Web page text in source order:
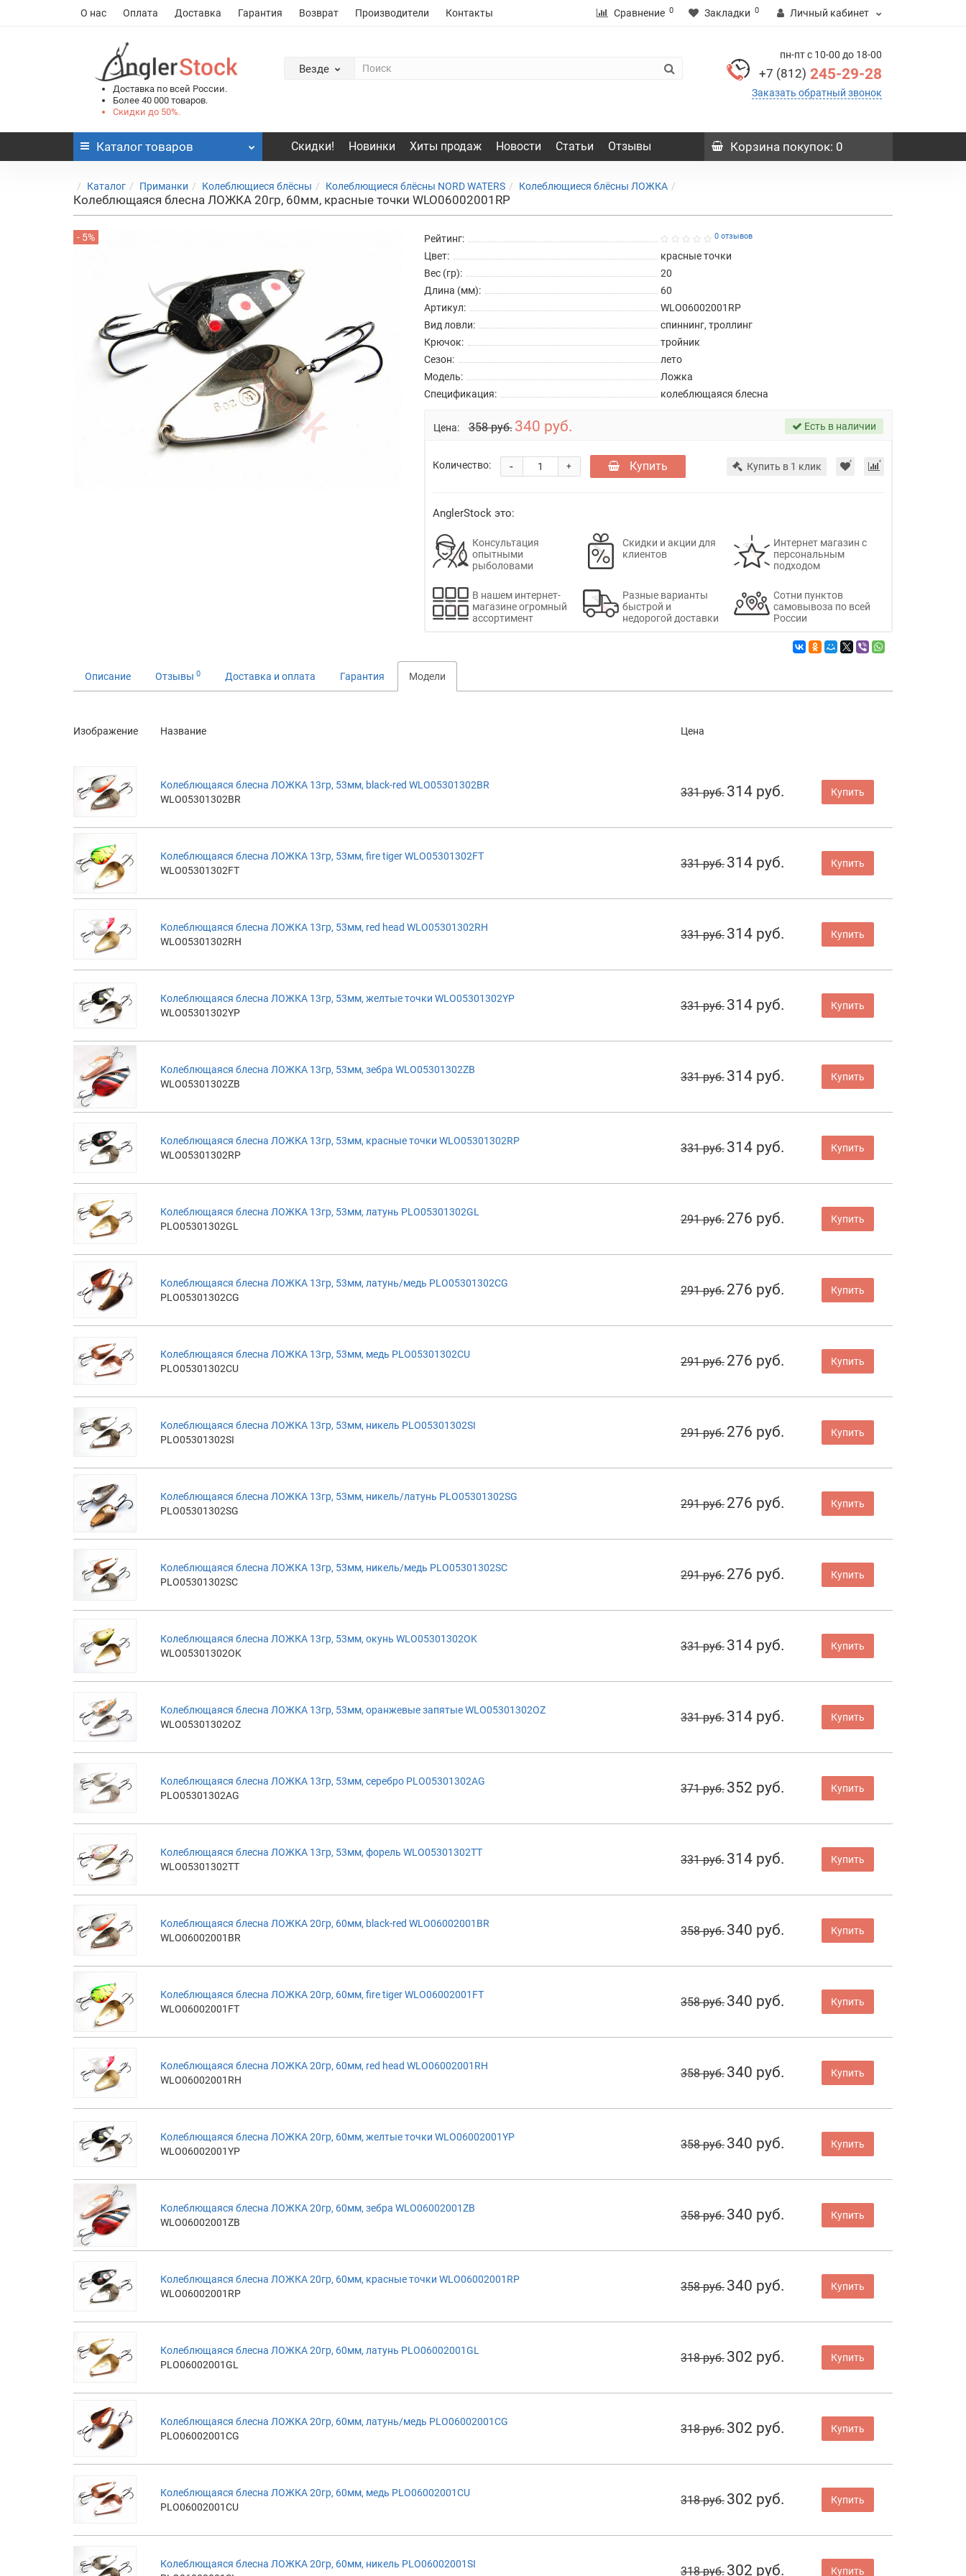
О нас Оплата Доставка Гарантия Возврат Производители Контакты Сравнение 0 Закладки 0 Личный кабинет
Доставка по всей России.
Более 40 000 товаров.
Скидки до 50%.
Везде
пн-пт с 10-00 до 18-00
+7 (812) 245-29-28
Заказать обратный звонок
Каталог товаров Скидки! Новинки Хиты продаж Новости Статьи Отзывы Корзина покупок: 0
Каталог Приманки Колеблющиеся блёсны Колеблющиеся блёсны NORD WATERS Колеблющиеся блёсны ЛОЖКА
Колеблющаяся блесна ЛОЖКА 20гр, 60мм, красные точки WLO06002001RP
- 5% Рейтинг: 0 отзывов
Цвет:
красные точки
Вес (гр):
20
Длина (мм):
60
Артикул:
WLO06002001RP
Вид ловли:
спиннинг, троллинг
Крючок:
тройник
Сезон:
лето
Модель:
Ложка
Спецификация:
колеблющаяся блесна
Цена: 358 руб. 340 руб. Есть в наличии
Количество: +
- Купить Купить в 1 клик
AnglerStock это:
Консультация
опытными
рыболовами
Скидки и акции для
клиентов
Интернет магазин с
персональным
подходом
В нашем интернет-
магазине огромный
ассортимент
Разные варианты
быстрой и
недорогой доставки
Сотни пунктов
самовывоза по всей
России
Описание Отзывы 0 Доставка и оплата Гарантия Модели
Изображение Название Цена
Колеблющаяся блесна ЛОЖКА 13гр, 53мм, black-red WLO05301302BR
WLO05301302BR
331 руб. 314 руб. Купить
Колеблющаяся блесна ЛОЖКА 13гр, 53мм, fire tiger WLO05301302FT
WLO05301302FT
331 руб. 314 руб. Купить
Колеблющаяся блесна ЛОЖКА 13гр, 53мм, red head WLO05301302RH
WLO05301302RH
331 руб. 314 руб. Купить
Колеблющаяся блесна ЛОЖКА 13гр, 53мм, желтые точки WLO05301302YP
WLO05301302YP
331 руб. 314 руб. Купить
Колеблющаяся блесна ЛОЖКА 13гр, 53мм, зебра WLO05301302ZB
WLO05301302ZB
331 руб. 314 руб. Купить
Колеблющаяся блесна ЛОЖКА 13гр, 53мм, красные точки WLO05301302RP
WLO05301302RP
331 руб. 314 руб. Купить
Колеблющаяся блесна ЛОЖКА 13гр, 53мм, латунь PLO05301302GL
PLO05301302GL
291 руб. 276 руб. Купить
Колеблющаяся блесна ЛОЖКА 13гр, 53мм, латунь/медь PLO05301302CG
PLO05301302CG
291 руб. 276 руб. Купить
Колеблющаяся блесна ЛОЖКА 13гр, 53мм, медь PLO05301302CU
PLO05301302CU
291 руб. 276 руб. Купить
Колеблющаяся блесна ЛОЖКА 13гр, 53мм, никель PLO05301302SI
PLO05301302SI
291 руб. 276 руб. Купить
Колеблющаяся блесна ЛОЖКА 13гр, 53мм, никель/латунь PLO05301302SG
PLO05301302SG
291 руб. 276 руб. Купить
Колеблющаяся блесна ЛОЖКА 13гр, 53мм, никель/медь PLO05301302SC
PLO05301302SC
291 руб. 276 руб. Купить
Колеблющаяся блесна ЛОЖКА 13гр, 53мм, окунь WLO05301302OK
WLO05301302OK
331 руб. 314 руб. Купить
Колеблющаяся блесна ЛОЖКА 13гр, 53мм, оранжевые запятые WLO05301302OZ
WLO05301302OZ
331 руб. 314 руб. Купить
Колеблющаяся блесна ЛОЖКА 13гр, 53мм, серебро PLO05301302AG
PLO05301302AG
371 руб. 352 руб. Купить
Колеблющаяся блесна ЛОЖКА 13гр, 53мм, форель WLO05301302TT
WLO05301302TT
331 руб. 314 руб. Купить
Колеблющаяся блесна ЛОЖКА 20гр, 60мм, black-red WLO06002001BR
WLO06002001BR
358 руб. 340 руб. Купить
Колеблющаяся блесна ЛОЖКА 20гр, 60мм, fire tiger WLO06002001FT
WLO06002001FT
358 руб. 340 руб. Купить
Колеблющаяся блесна ЛОЖКА 20гр, 60мм, red head WLO06002001RH
WLO06002001RH
358 руб. 340 руб. Купить
Колеблющаяся блесна ЛОЖКА 20гр, 60мм, желтые точки WLO06002001YP
WLO06002001YP
358 руб. 340 руб. Купить
Колеблющаяся блесна ЛОЖКА 20гр, 60мм, зебра WLO06002001ZB
WLO06002001ZB
358 руб. 340 руб. Купить
Колеблющаяся блесна ЛОЖКА 20гр, 60мм, красные точки WLO06002001RP
WLO06002001RP
358 руб. 340 руб. Купить
Колеблющаяся блесна ЛОЖКА 20гр, 60мм, латунь PLO06002001GL
PLO06002001GL
318 руб. 302 руб. Купить
Колеблющаяся блесна ЛОЖКА 20гр, 60мм, латунь/медь PLO06002001CG
PLO06002001CG
318 руб. 302 руб. Купить
Колеблющаяся блесна ЛОЖКА 20гр, 60мм, медь PLO06002001CU
PLO06002001CU
318 руб. 302 руб. Купить
Колеблющаяся блесна ЛОЖКА 20гр, 60мм, никель PLO06002001SI
318 руб. 302 руб. Купить